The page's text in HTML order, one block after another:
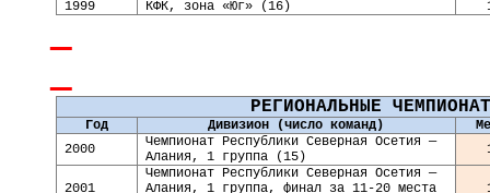
1999
КФК, зона «Юг» (16)
РЕГИОНАЛЬНЫЕ
Год Дивизион (число команд)
2000
Чемпионат Республики Северная Осетия —
Алания, 1 группа (15)
2001
Чемпионат Республики Северная Осетия —
Алания, 1 группа, финал за 11-20 места